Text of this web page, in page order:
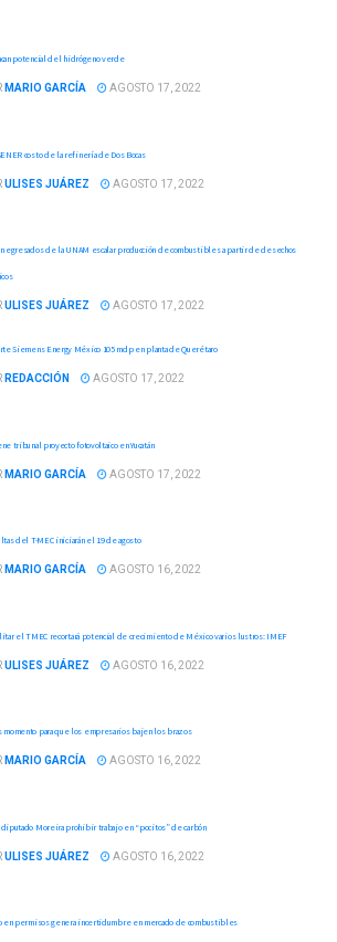
potencial del hidrógeno verde
MARIO GARCÍA AGOSTO 17, 2022
costo de la refinería de Dos Bocas
ULISES JUÁREZ AGOSTO 17, 2022
egresados de la UNAM escalar producción de combustibles a partir de desechos
ULISES JUÁREZ AGOSTO 17, 2022
Siemens Energy México 105 mdp en planta de Querétaro
REDACCIÓN AGOSTO 17, 2022
tribunal proyecto fotovoltaico en Yucatán
MARIO GARCÍA AGOSTO 17, 2022
del T-MEC iniciarán el 19 de agosto
MARIO GARCÍA AGOSTO 16, 2022
el TMEC recortará potencial de crecimiento de México varios lustros: IMEF
ULISES JUÁREZ AGOSTO 16, 2022
momento para que los empresarios bajen los brazos
MARIO GARCÍA AGOSTO 16, 2022
Moreira prohibir trabajo en “pocitos” de carbón
ULISES JUÁREZ AGOSTO 16, 2022
en permisos genera incertidumbre en mercado de combustibles